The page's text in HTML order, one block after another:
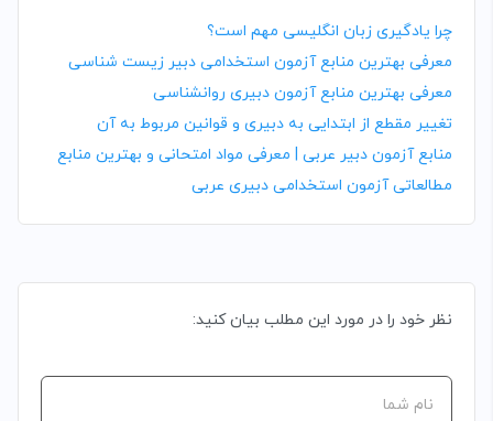
چرا یادگیری زبان انگلیسی مهم است؟
معرفی بهترین منابع آزمون استخدامی دبیر زیست شناسی
معرفی بهترین منابع آزمون دبیری روانشناسی
تغییر مقطع از ابتدایی به دبیری و قوانین مربوط به آن
منابع آزمون دبیر عربی | معرفی مواد امتحانی و بهترین منابع
مطالعاتی آزمون استخدامی دبیری عربی
نظر خود را در مورد این مطلب بیان کنید: